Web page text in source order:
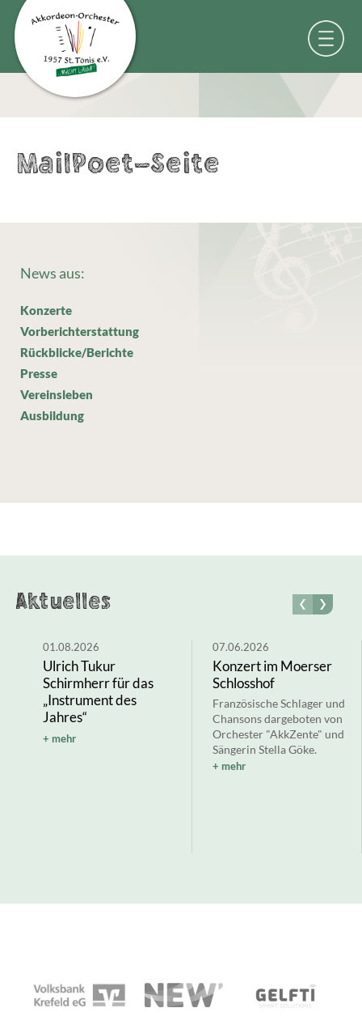
News aus:
Konzerte
Vorberichterstattung
Rückblicke/Berichte
Presse
Vereinsleben
Ausbildung
MailPoet-Seite
Aktuelles
01.08.2026
Ulrich Tukur
Schirmherr für das
„Instrument des
Jahres“
mehr
07.06.2026
Konzert im Moerser
Schlosshof
Französische Schlager und
Chansons dargeboten von
Orchester "AkkZente" und
Sängerin Stella Göke.
mehr